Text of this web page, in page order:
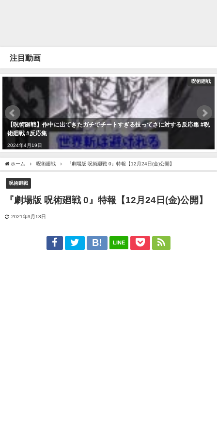
注目動画
呪術廻戦
【呪術廻戦】作中に出てきたガチでチートすぎる技ってさに対する反応集 #呪
術廻戦 #反応集
2024年4月19日
ホーム 呪術廻戦 『劇場版 呪術廻戦 0』特報【12月24日(金)公開】
呪術廻戦
『劇場版 呪術廻戦 0』特報【12月24日(金)公開】
2021年9月13日
LINE